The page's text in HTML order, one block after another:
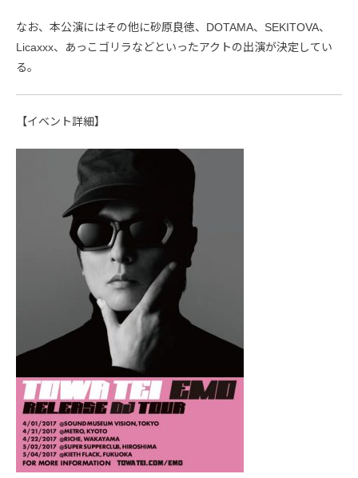
なお、本公演にはその他に砂原良徳、DOTAMA、SEKITOVA、
Licaxxx、あっこゴリラなどといったアクトの出演が決定してい
る。
【イベント詳細】